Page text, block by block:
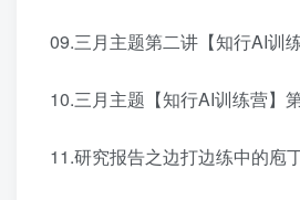
09.三月主题第二讲【知行AI训
10.三月主题【知行AI训练营】
11.研究报告之边打边练中的庖